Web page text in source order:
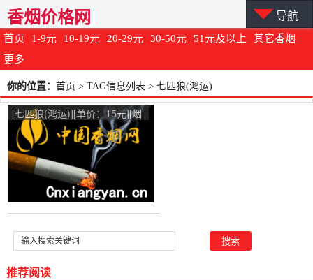
首页 1-9元 10-19元 20-29元 30-50元 51元及以上
其它香烟
更多
香烟价格网 导航
你的位置： 首页 > TAG信息列表 > 七匹狼(鸿运)
[七匹狼(鸿运)][单价：15元][烟
气烟碱：0.8mg]
推荐阅读